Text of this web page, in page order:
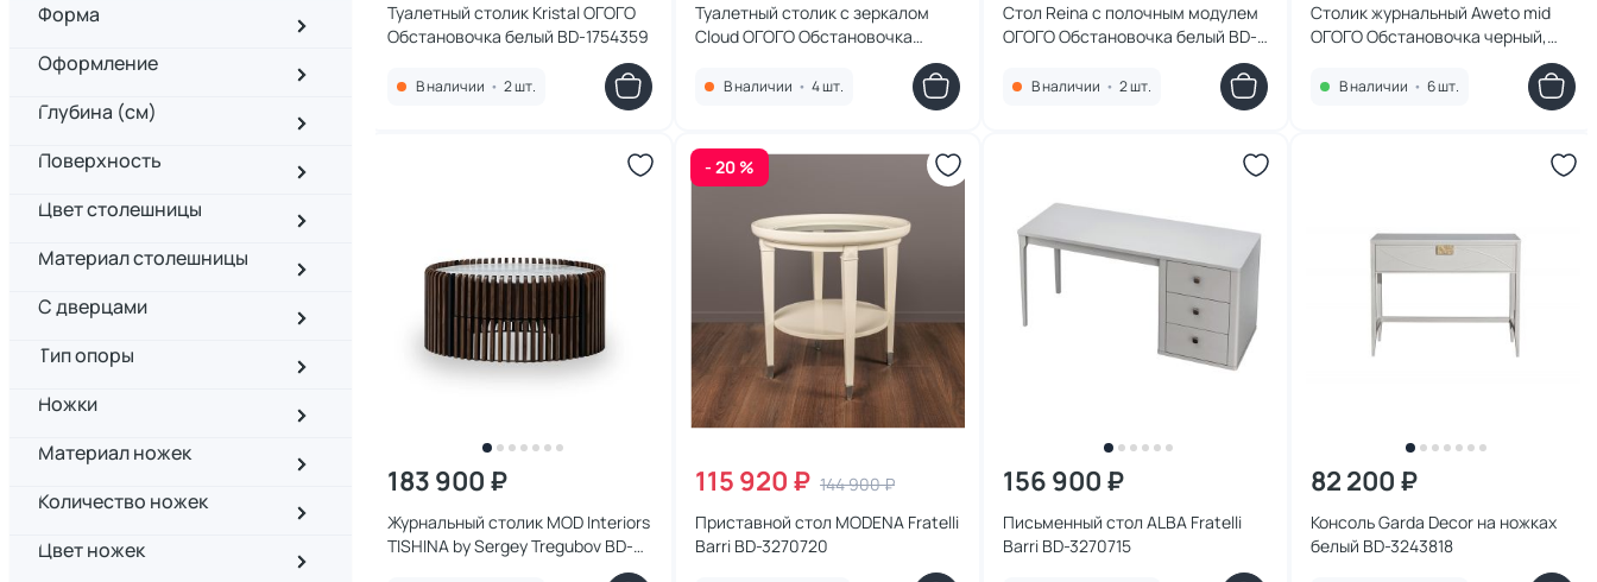
Форма
Оформление
Глубина (см)
Поверхность
Цвет столешницы
Материал столешницы
С дверцами
Тип опоры
Ножки
Материал ножек
Количество ножек
Цвет ножек
Туалетный столик Kristal ОГОГО
Обстановочка белый BD-1754359
В наличии • 2 шт.
Туалетный столик с зеркалом
Cloud ОГОГО Обстановочка
В наличии • 4 шт.
Стол Reina с полочным модулем
ОГОГО Обстановочка белый BD-
В наличии • 2 шт.
Столик журнальный Aweto mid
ОГОГО Обстановочка черный,
В наличии • 6 шт.
183 900 ₽
Журнальный столик MOD Interiors
TISHINA by Sergey Tregubov BD-
3270896 шпон ореха/керамика
- 20 %
115 920 ₽ 144 900 ₽
Приставной стол MODENA Fratelli
Barri BD-3270720
156 900 ₽
Письменный стол ALBA Fratelli
Barri BD-3270715
82 200 ₽
Консоль Garda Decor на ножках
белый BD-3243818